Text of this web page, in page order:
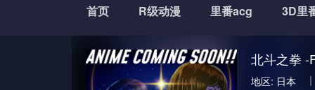
首页 R级动漫 里番acg 3D里
北⽃之拳 -
地区: 日本